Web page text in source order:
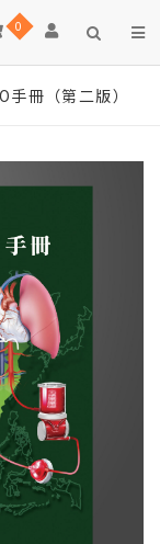
0
手冊（第二版）